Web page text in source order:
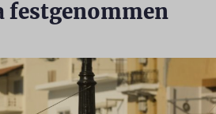
festgenommen